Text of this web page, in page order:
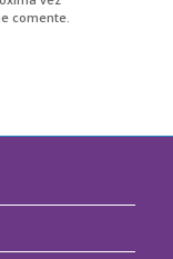
comente.